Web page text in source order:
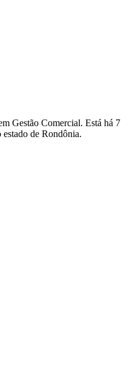
Gestão Comercial. Está há 7
estado de Rondônia.